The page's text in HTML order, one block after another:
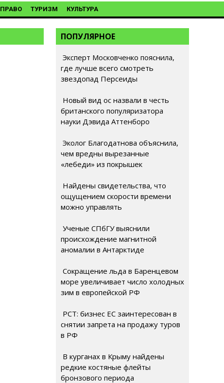
ПРАВО ТУРИЗМ КУЛЬТУРА
ПОПУЛЯРНОЕ
Эксперт Московченко пояснила,
где лучше всего смотреть
звездопад Персеиды
Новый вид ос назвали в честь
британского популяризатора
науки Дэвида Аттенборо
Эколог Благодатнова объяснила,
чем вредны вырезанные
«лебеди» из покрышек
Найдены свидетельства, что
ощущением скорости времени
можно управлять
Ученые СПбГУ выяснили
происхождение магнитной
аномалии в Антарктиде
Сокращение льда в Баренцевом
море увеличивает число холодных
зим в европейской РФ
РСТ: бизнес ЕС заинтересован в
снятии запрета на продажу туров
в РФ
В курганах в Крыму найдены
редкие костяные флейты
бронзового периода